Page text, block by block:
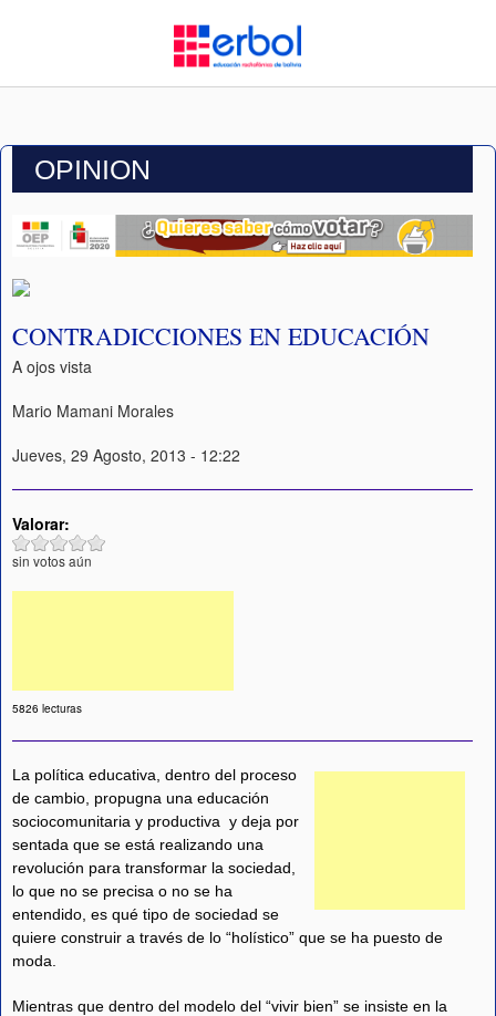
OPINION
CONTRADICCIONES EN EDUCACIÓN
A ojos vista
Mario Mamani Morales
Jueves, 29 Agosto, 2013 - 12:22
Valorar:
sin votos aún
5826 lecturas
La política educativa, dentro del proceso
de cambio, propugna una educación
sociocomunitaria y productiva y deja por
sentada que se está realizando una
revolución para transformar la sociedad,
lo que no se precisa o no se ha
entendido, es qué tipo de sociedad se
quiere construir a través de lo “holístico” que se ha puesto de
moda.
Mientras que dentro del modelo del “vivir bien” se insiste en la